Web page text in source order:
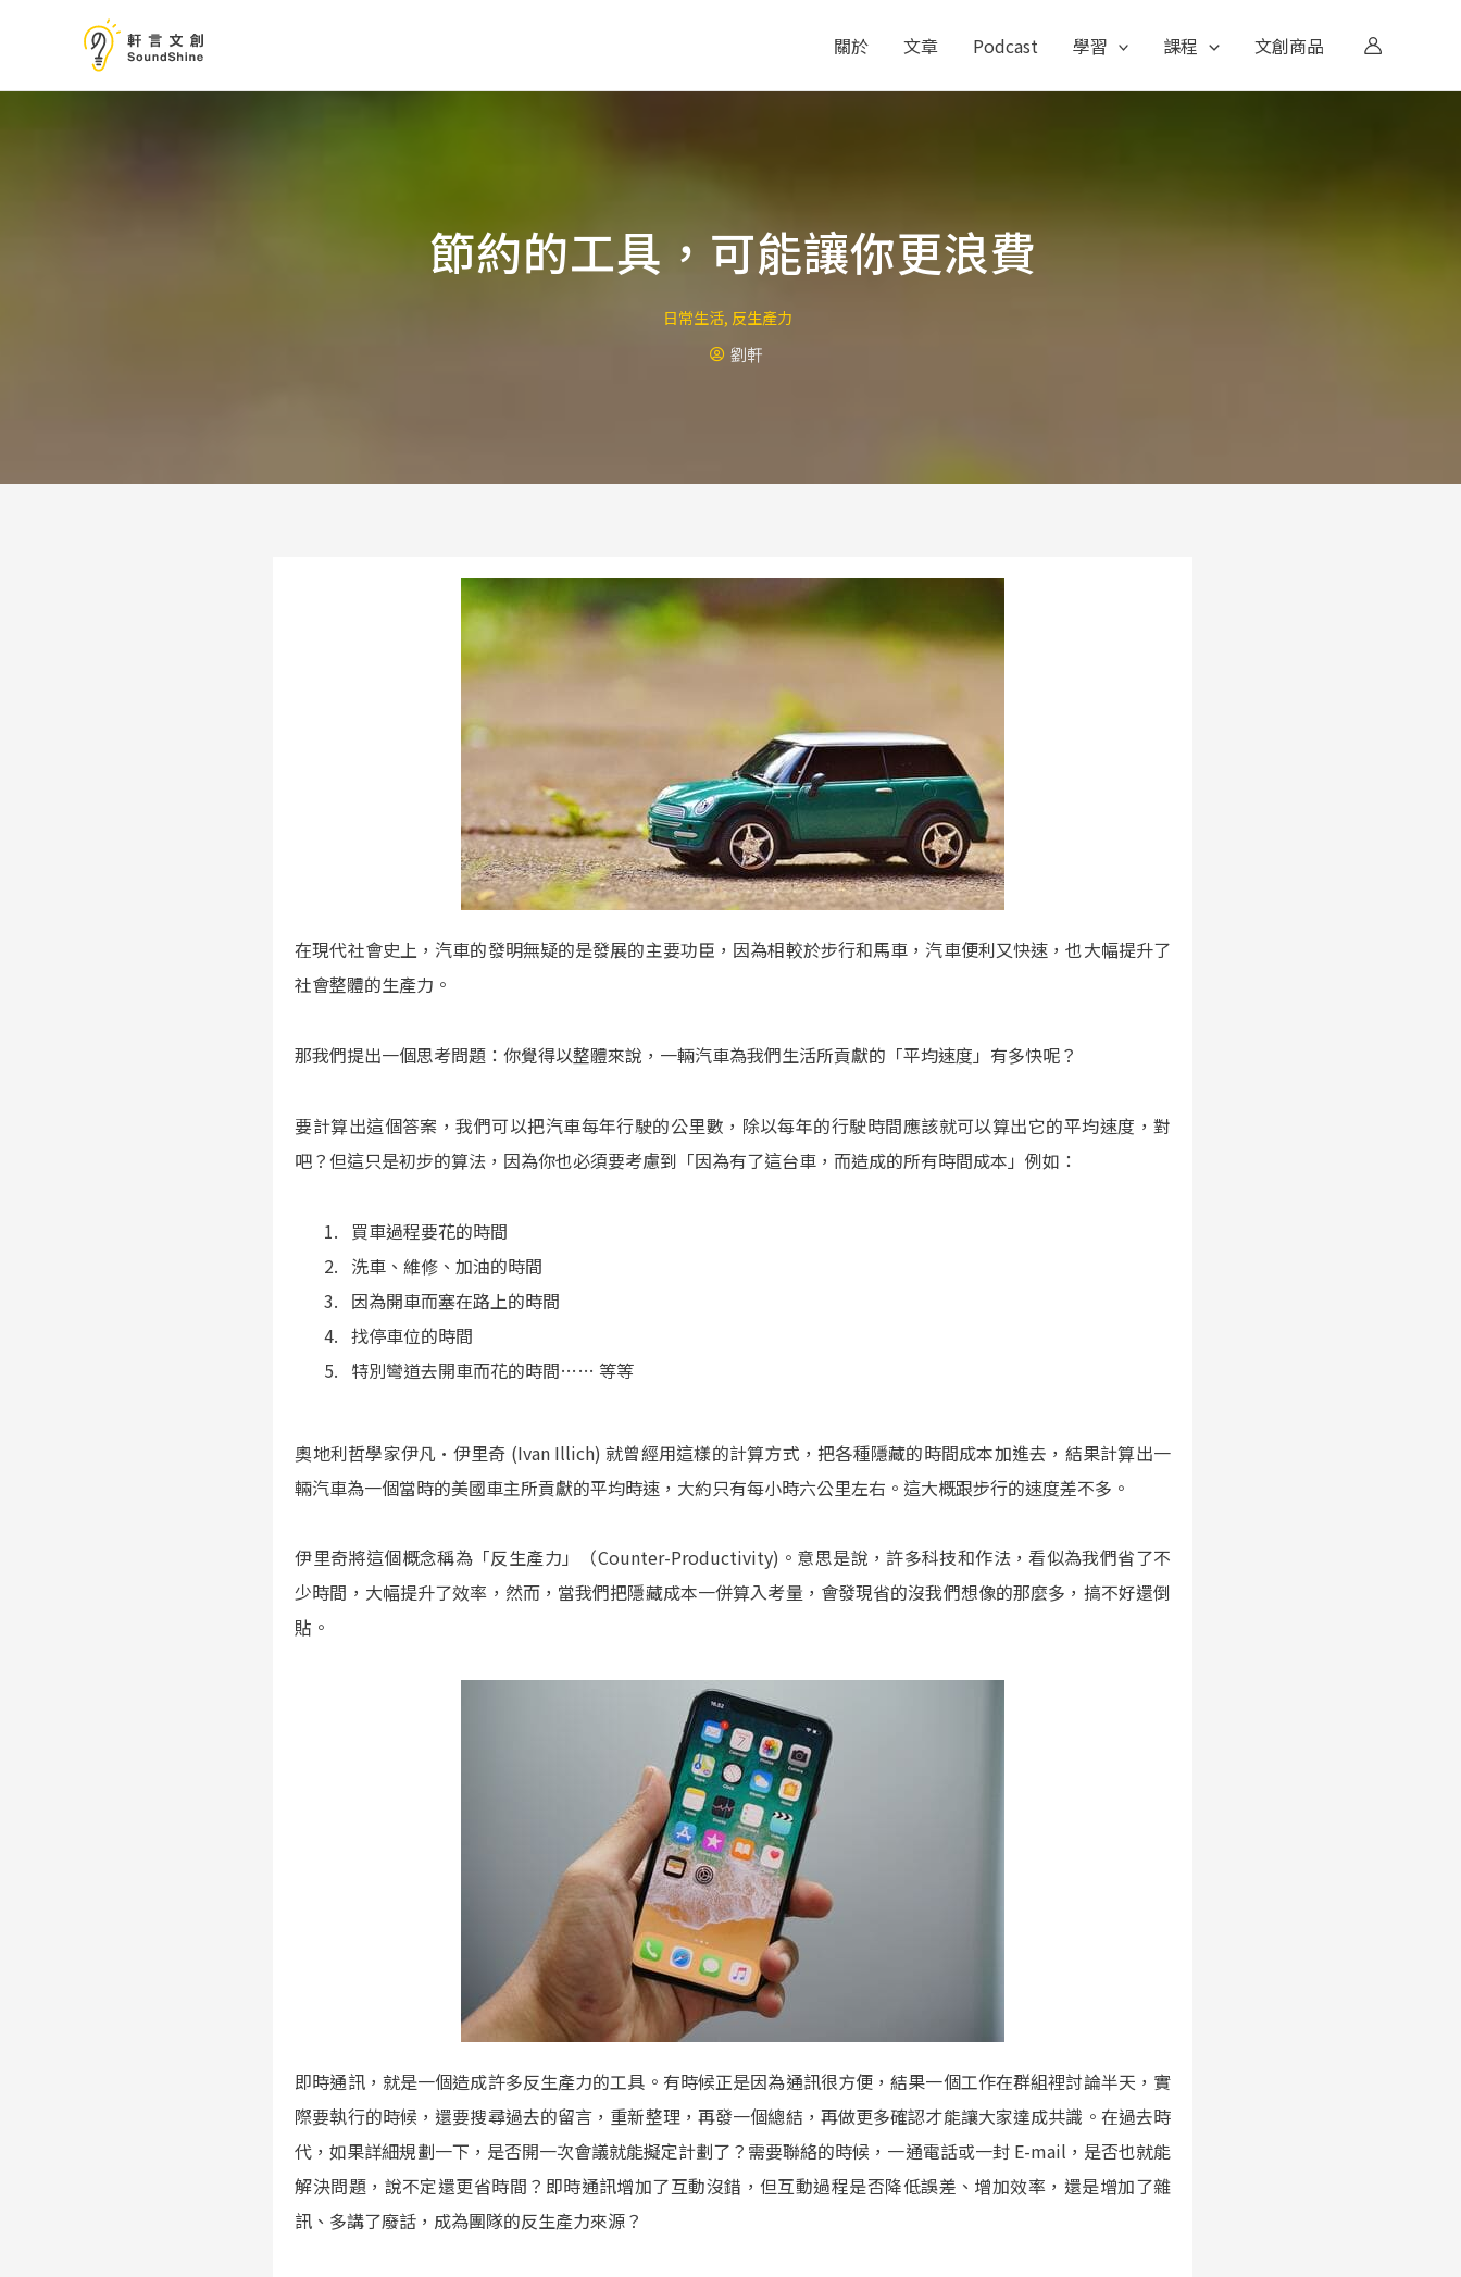
要
關於 文章 Podcast 學習 課程 文創商品
節約的工具，可能讓你更浪費
日常生活, 反生產力
劉軒
在現代社會史上，汽車的發明無疑的是發展的主要功臣，因為相較於步行和馬車，汽車便利又快速，也大幅提升了
社會整體的生產力。
那我們提出一個思考問題：你覺得以整體來說，一輛汽車為我們生活所貢獻的「平均速度」有多快呢？
要計算出這個答案，我們可以把汽車每年行駛的公里數，除以每年的行駛時間應該就可以算出它的平均速度，對
吧？但這只是初步的算法，因為你也必須要考慮到「因為有了這台車，而造成的所有時間成本」例如：
買車過程要花的時間
洗車、維修、加油的時間
因為開車而塞在路上的時間
找停車位的時間
特別彎道去開車而花的時間…… 等等
奧地利哲學家伊凡·伊里奇 (Ivan Illich) 就曾經用這樣的計算方式，把各種隱藏的時間成本加進去，結果計算出一
輛汽車為一個當時的美國車主所貢獻的平均時速，大約只有每小時六公里左右。這大概跟步行的速度差不多。
伊里奇將這個概念稱為「反生產力」（Counter-Productivity)。意思是說，許多科技和作法，看似為我們省了不
少時間，大幅提升了效率，然而，當我們把隱藏成本一併算入考量，會發現省的沒我們想像的那麼多，搞不好還倒
貼。
即時通訊，就是一個造成許多反生產力的工具。有時候正是因為通訊很方便，結果一個工作在群組裡討論半天，實
際要執行的時候，還要搜尋過去的留言，重新整理，再發一個總結，再做更多確認才能讓大家達成共識。在過去時
代，如果詳細規劃一下，是否開一次會議就能擬定計劃了？需要聯絡的時候，一通電話或一封 E-mail，是否也就能
解決問題，說不定還更省時間？即時通訊增加了互動沒錯，但互動過程是否降低誤差、增加效率，還是增加了雜
訊、多講了廢話，成為團隊的反生產力來源？